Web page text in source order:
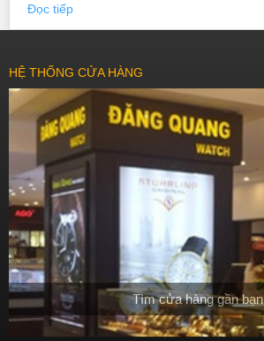
Đọc tiếp
HỆ THỐNG CỬA HÀNG
Tìm cửa hàng gần bạn